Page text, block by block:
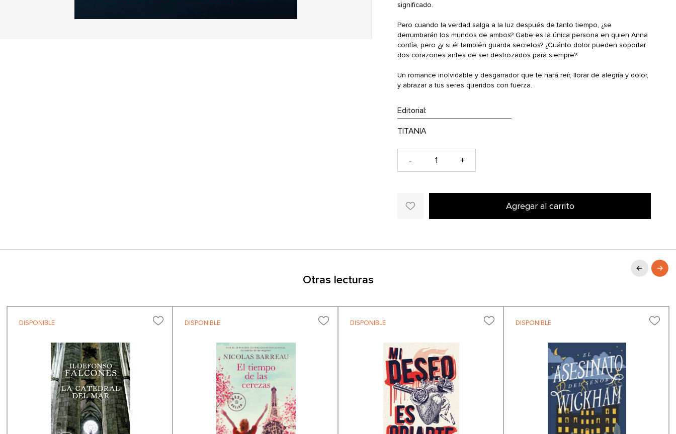
significado.
Pero cuando la verdad salga a la luz después de tanto tiempo, ¿se
derrumbarán los mundos de ambos? Gabe es la única persona en quien Anna
confía, pero ¿y si él también guarda secretos? ¿Cuánto dolor pueden soportar
dos corazones antes de ser destrozados para siempre?
Un romance inolvidable y desgarrador que te hará reír, llorar de alegría y dolor,
y abrazar a tus seres queridos con fuerza.
Editorial:
- +
Agregar al carrito
Otras lecturas
DISPONIBLE DISPONIBLE DISPONIBLE DISPONIBLE